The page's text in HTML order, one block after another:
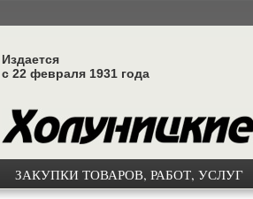
Издается
с 22 февраля 1931 года
ЗАКУПКИ ТОВАРОВ, РАБОТ, УСЛУГ